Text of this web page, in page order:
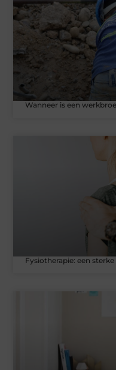
Wanneer is een
Fysiotherapie: een